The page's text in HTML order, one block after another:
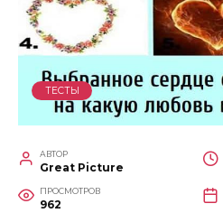
ТЕСТЫ
АВТОР
Great Picture
ПРОСМОТРОВ
962